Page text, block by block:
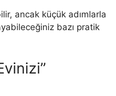
ancak küçük adımlarla
bazı pratik